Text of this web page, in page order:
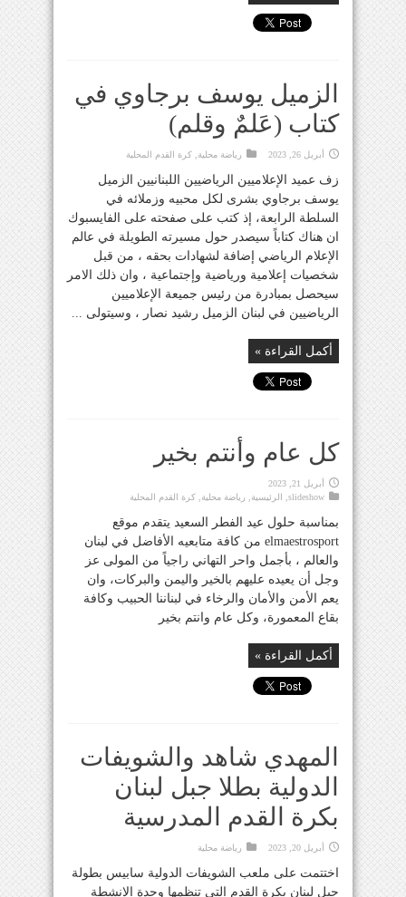
الزميل يوسف برجاوي في
كتاب (عَلمٌ وقلم)
أبريل 26, 2023 رياضة محلية كرة القدم المحلية
زف عميد الإعلاميين الرياضيين اللبنانيين الزميل
يوسف برجاوي بشرى لكل محبيه وزملائه في
السلطة الرابعة، إذ كتب على صفحته على الفايسبوك
ان هناك كتاباً سيصدر حول مسيرته الطويلة في عالم
الإعلام الرياضي إضافة لشهادات بحقه ، من قبل
شخصيات إعلامية ورياضية وإجتماعية ، وان ذلك الامر
سيحصل بمبادرة من رئيس جميعة الإعلاميين
الرياضيين في لبنان الزميل رشيد نصار ، وسيتولى ...
أكمل القراءة »
كل عام وأنتم بخير
أبريل 21, 2023
slideshow
الرئيسية رياضة محلية كرة القدم المحلية
بمناسبة حلول عيد الفطر السعيد يتقدم موقع
elmaestrosport من كافة متابعيه الأفاضل في لبنان
والعالم ، بأجمل واحر التهاني راجياً من المولى عز
وجل أن يعيده عليهم بالخير واليمن والبركات، وان
يعم الأمن والأمان والرخاء في لبناننا الحبيب وكافة
بقاع المعمورة، وكل عام وانتم بخير
أكمل القراءة »
المهدي شاهد والشويفات
الدولية بطلا جبل لبنان
بكرة القدم المدرسية
أبريل 20, 2023 رياضة محلية
اختتمت على ملعب الشويفات الدولية سابيس بطولة
جبل لبنان بكرة القدم التي تنظمها وحدة الانشطة